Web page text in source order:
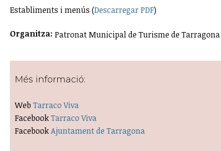
Establiments i menús (Descarregar PDF)
Organitza: Patronat Municipal de Turisme de
Més informació:
Web Tarraco Viva
FacebookTarraco Viva
FacebookAjuntament de Tarragona